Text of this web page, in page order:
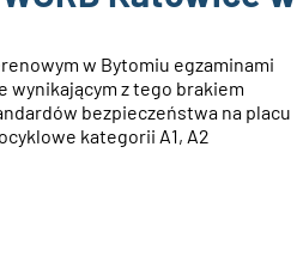
w Bytomiu egzaminami
wynikającym z tego brakiem
bezpieczeństwa na placu
kategorii A1, A2